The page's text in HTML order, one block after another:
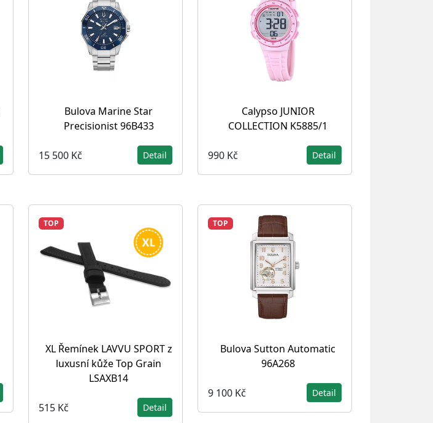
Bulova Marine Star
Precisionist 96B433
15 500 Kč Detail
Calypso JUNIOR
COLLECTION K5885/1
990 Kč Detail
TOP
XL Řemínek LAVVU SPORT z
luxusní kůže Top Grain
LSAXB14
515 Kč Detail
TOP
Bulova Sutton Automatic
96A268
9 100 Kč Detail